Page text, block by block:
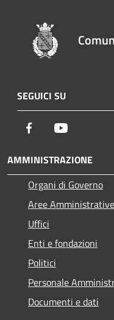
SEGUICI SU
Facebook
AMMINISTRAZIONE
Organi di Governo
Aree Amministrative
Uffici
Enti e fondazioni
Politici
Personale
Documenti e dati